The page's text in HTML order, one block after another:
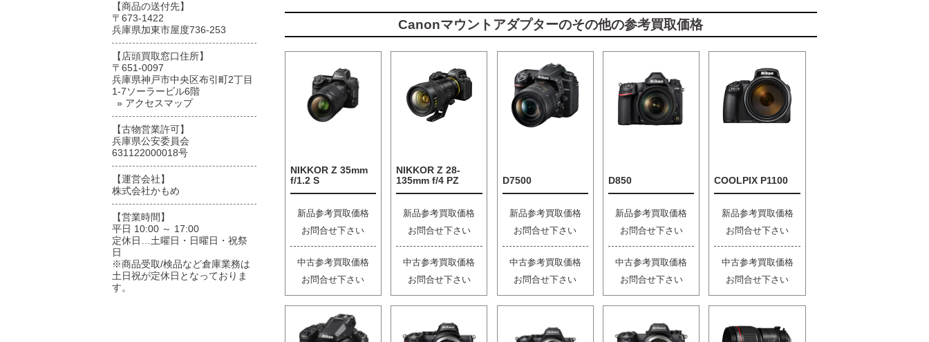
Canonマウントアダプターのその他の参考買取価格
NIKKOR Z 35mm
f/1.2 S
新品参考買取価格
お問合せ下さい
中古参考買取価格
お問合せ下さい
NIKKOR Z 28-
135mm f/4 PZ
新品参考買取価格
お問合せ下さい
中古参考買取価格
お問合せ下さい
D7500
新品参考買取価格
お問合せ下さい
中古参考買取価格
お問合せ下さい
D850
新品参考買取価格
お問合せ下さい
中古参考買取価格
お問合せ下さい
COOLPIX P1100
新品参考買取価格
お問合せ下さい
中古参考買取価格
お問合せ下さい
【商品の送付先】
〒673-1422
兵庫県加東市屋度736-253
【店頭買取窓口住所】
〒651-0097
兵庫県神戸市中央区布引町2丁目
1-7ソーラービル6階
» アクセスマップ
【古物営業許可】
兵庫県公安委員会
631122000018号
【運営会社】
株式会社かもめ
【営業時間】
平日 10:00 ～ 17:00
定休日…土曜日・日曜日・祝祭
日
※商品受取/検品など倉庫業務は
土日祝が定休日となっておりま
す。